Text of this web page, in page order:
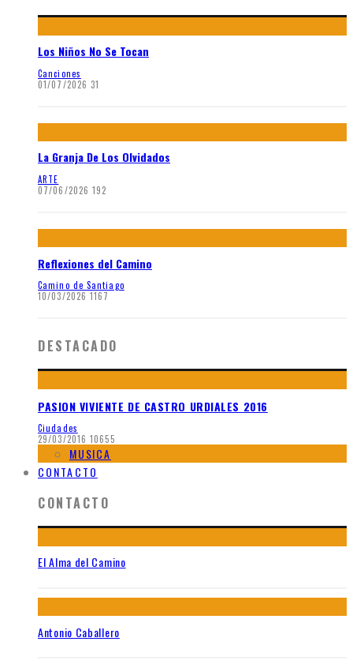
Los Niños No Se Tocan
Canciones
01/07/2026 31
La Granja De Los Olvidados
ARTE
07/06/2026 192
Reflexiones del Camino
Camino de Santiago
10/03/2026 1167
DESTACADO
PASION VIVIENTE DE CASTRO URDIALES 2016
Ciudades
29/03/2016 10655
MUSICA
CONTACTO
CONTACTO
El Alma del Camino
Antonio Caballero